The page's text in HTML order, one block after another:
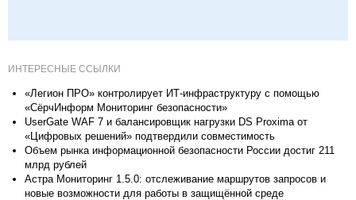
ИНТЕРЕСНЫЕ ССЫЛКИ
«Легион ПРО» контролирует ИТ-инфраструктуру с помощью
«СёрчИнформ Мониторинг безопасности»
UserGate WAF 7 и балансировщик нагрузки DS Proxima от
«Цифровых решений» подтвердили совместимость
Объем рынка информационной безопасности России достиг 211
млрд рублей
Астра Мониторинг 1.5.0: отслеживание маршрутов запросов и
новые возможности для работы в защищённой среде